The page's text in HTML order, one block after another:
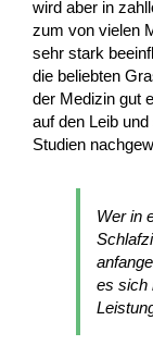
wird aber in
zum von vielen
sehr stark
die beliebten
der Medizin gut
auf den Leib
Studien
Wer in
es sich